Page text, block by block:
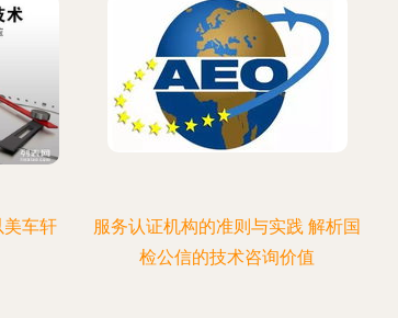
车轩
服务认证机构的准则与实践 解析国
检公信的技术咨询价值